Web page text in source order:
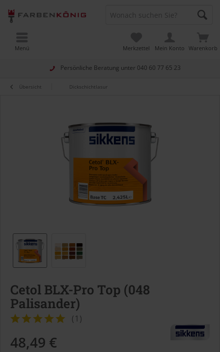
Persönliche Beratung unter 040 60 77 65 23
Warenkorb
Merkzettel Mein Konto
Menü
Übersicht Dickschichtlasur
Cetol BLX-Pro Top (048
Palisander)
(1 )
48,49 €